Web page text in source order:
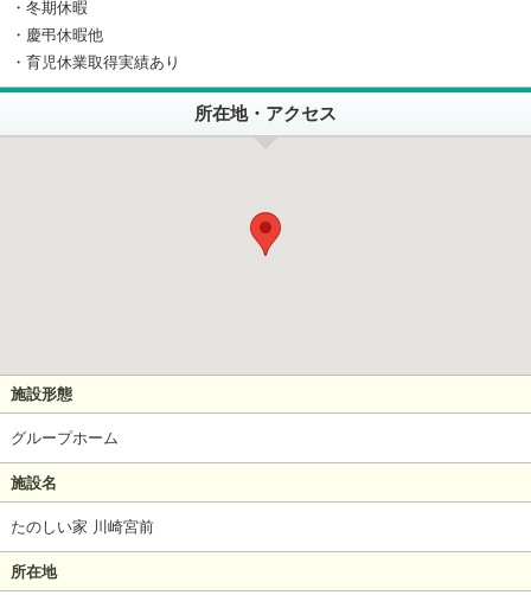
・冬期休暇
・慶弔休暇他
・育児休業取得実績あり
所在地・アクセス
施設形態
グループホーム
施設名
たのしい家 川崎宮前
所在地